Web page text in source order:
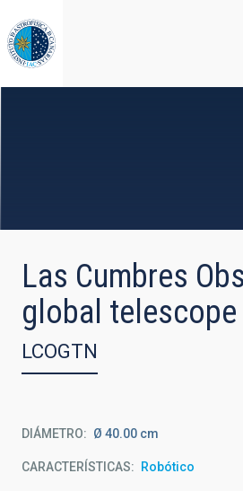
al
contenido
principal
Las Cumbres
global
LCOGTN
DIÁMETRO Ø 40.00 cm
CARACTERÍSTICAS Robótico